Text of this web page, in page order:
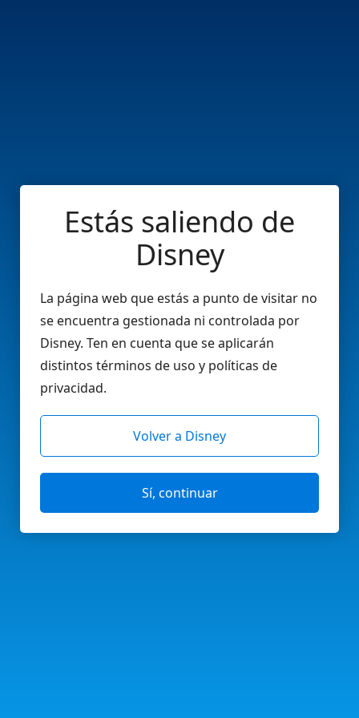
Estás saliendo de
Disney
La página web que estás a punto de visitar no
se encuentra gestionada ni controlada por
Disney. Ten en cuenta que se aplicarán
distintos términos de uso y políticas de
privacidad.
Volver a Disney
Sí, continuar